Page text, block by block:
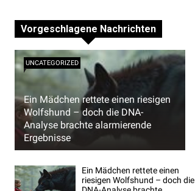
Vorgeschlagene Nachrichten
Ein Mädchen rettete einen riesigen
Wolfshund – doch die DNA-
Analyse brachte alarmierende
Ergebnisse
UNCATEGORIZED
Ein Mädchen rettete einen
riesigen Wolfshund – doch die